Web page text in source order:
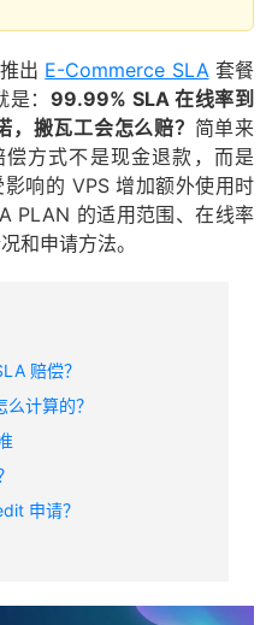
出 E-Commerce SLA套餐
： 99.99% SLA 在线率到
搬瓦工会怎么赔？ 简单来
方式不是现金退款，而是
影响的 VPS 增加额外使用时
PLAN 的适用范围、在线率
和申请方法。
赔偿？
计算的？
申请？